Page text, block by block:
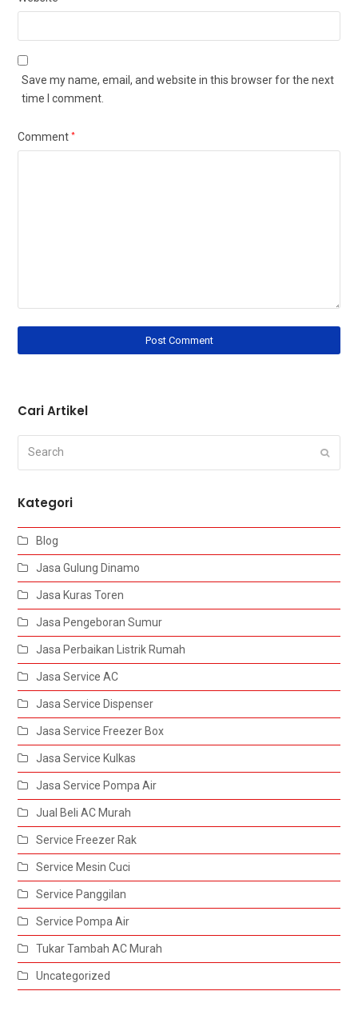
Save my name, email, and website in this browser for the next
time I comment.
Comment*
Cari Artikel
Kategori
Blog
Jasa Gulung Dinamo
Jasa Kuras Toren
Jasa Pengeboran Sumur
Jasa Perbaikan Listrik Rumah
Jasa Service AC
Jasa Service Dispenser
Jasa Service Freezer Box
Jasa Service Kulkas
Jasa Service Pompa Air
Jual Beli AC Murah
Service Freezer Rak
Service Mesin Cuci
Service Panggilan
Service Pompa Air
Tukar Tambah AC Murah
Uncategorized